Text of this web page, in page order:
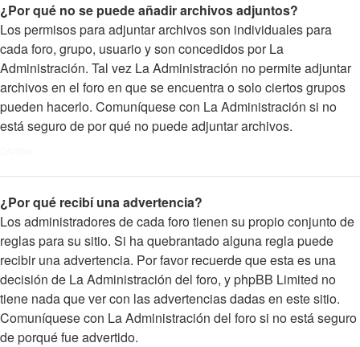
¿Por qué no se puede añadir archivos adjuntos?
Los permisos para adjuntar archivos son individuales para
cada foro, grupo, usuario y son concedidos por La
Administración. Tal vez La Administración no permite adjuntar
archivos en el foro en que se encuentra o solo ciertos grupos
pueden hacerlo. Comuníquese con La Administración si no
está seguro de por qué no puede adjuntar archivos.
¿Por qué recibí una advertencia?
Los administradores de cada foro tienen su propio conjunto de
reglas para su sitio. Si ha quebrantado alguna regla puede
recibir una advertencia. Por favor recuerde que esta es una
decisión de La Administración del foro, y phpBB Limited no
tiene nada que ver con las advertencias dadas en este sitio.
Comuníquese con La Administración del foro si no está seguro
de porqué fue advertido.